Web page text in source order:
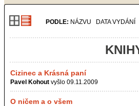
PODLE: NÁZVU DATA VYDÁNÍ
Cizinec a Krásná paní
Pavel Kohout vyšlo 09.11.2009
O ničem a o všem